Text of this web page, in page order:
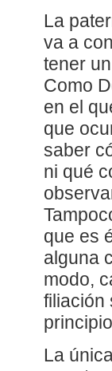
La
va a
tener
Como
en el
que
saber
ni qué
que es
alguna
modo,
filiación
La